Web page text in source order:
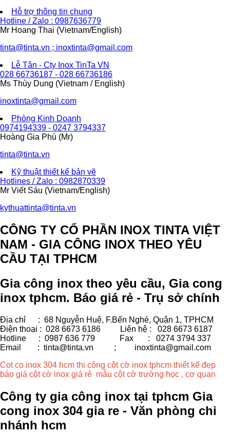
Hỗ trợ thông tin chung
Hotline / Zalo : 0987636779
Mr Hoang Thai (Vietnam/English)
tinta@tinta.vn ; inoxtinta@gmail.com
Lễ Tân - Cty Inox TinTa VN
028 66736187 - 028 66736186
Ms Thùy Dung (Vietnam / English)
inoxtinta@gmail.com
Phòng Kinh Doanh
0974194339 - 0247 3794337
Hoàng Gia Phú (Mr)
tinta@tinta.vn
Kỹ thuật thiết kế bản vẽ
Hotlines / Zalo : 0982870339
Mr Viết Sáu (Vietnam/English)
kythuattinta@tinta.vn
CÔNG TY CỔ PHẦN INOX TINTA VIỆT
NAM - GIA CÔNG INOX THEO YÊU
CẦU TẠI TPHCM
Gia công inox theo yêu cầu, Gia cong
inox tphcm. Báo giá rẻ - Trụ sở chính
Địa chỉ : 68 Nguyễn Huệ, F.Bến Nghé, Quận 1, TPHCM
Điện thoại : 028 6673 6186
Liên hệ : 028 6673 6187
Hotline : 0987 636 779 Fax
: 0274 3794 337
Email : tinta@tinta.vn ;
inoxtinta@gmail.com
Cot co inox 304 hcm thi công cột cờ inox tphcm thiết kế đẹp
báo giá cột cờ inox giá rẻ mẫu cột cờ trường học , cơ quan
Công ty gia công inox tại tphcm Gia
cong inox 304 gia re - Văn phòng chi
nhánh hcm